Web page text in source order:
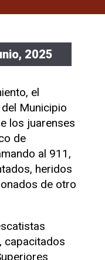
2025
el
Municipio
los juarenses
de
al 911,
heridos
de otro
capacitados